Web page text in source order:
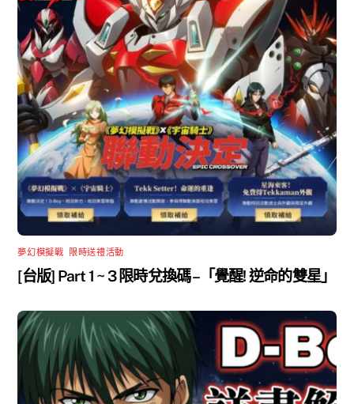
夢幻模擬戰 限時送禮活動
[台版] Part 1 ~ 3 限時兌換碼 –「覺醒! 逆命的雙星」